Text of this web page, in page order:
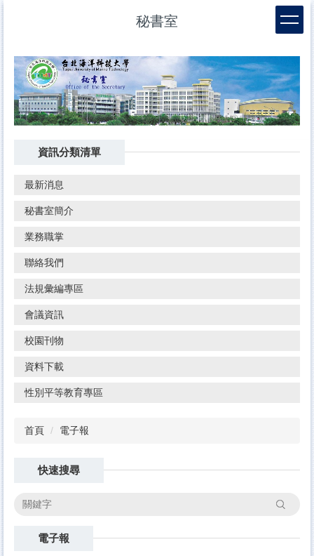
要
內
容
區
秘書室
資訊分類清單
最新消息
秘書室簡介
業務職掌
聯絡我們
法規彙編專區
會議資訊
校園刊物
資料下載
性別平等教育專區
首頁 電子報
快速搜尋
搜尋
電子報